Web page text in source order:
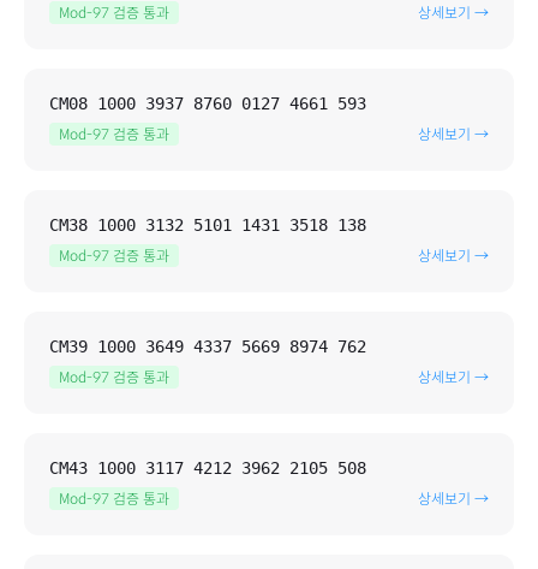
Mod-97 검증 통과 상세보기 →
CM08 1000 3937 8760 0127 4661 593
Mod-97 검증 통과 상세보기 →
CM38 1000 3132 5101 1431 3518 138
Mod-97 검증 통과 상세보기 →
CM39 1000 3649 4337 5669 8974 762
Mod-97 검증 통과 상세보기 →
CM43 1000 3117 4212 3962 2105 508
Mod-97 검증 통과 상세보기 →